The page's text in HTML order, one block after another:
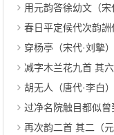
用元韵答徐幼文（宋
春日平定候代次韵詶
穿杨亭（宋代·刘摰）
减字木兰花九首 其六
胡无人（唐代·李白）
过净名院触目都似曾到问
再次韵二首 其二（元